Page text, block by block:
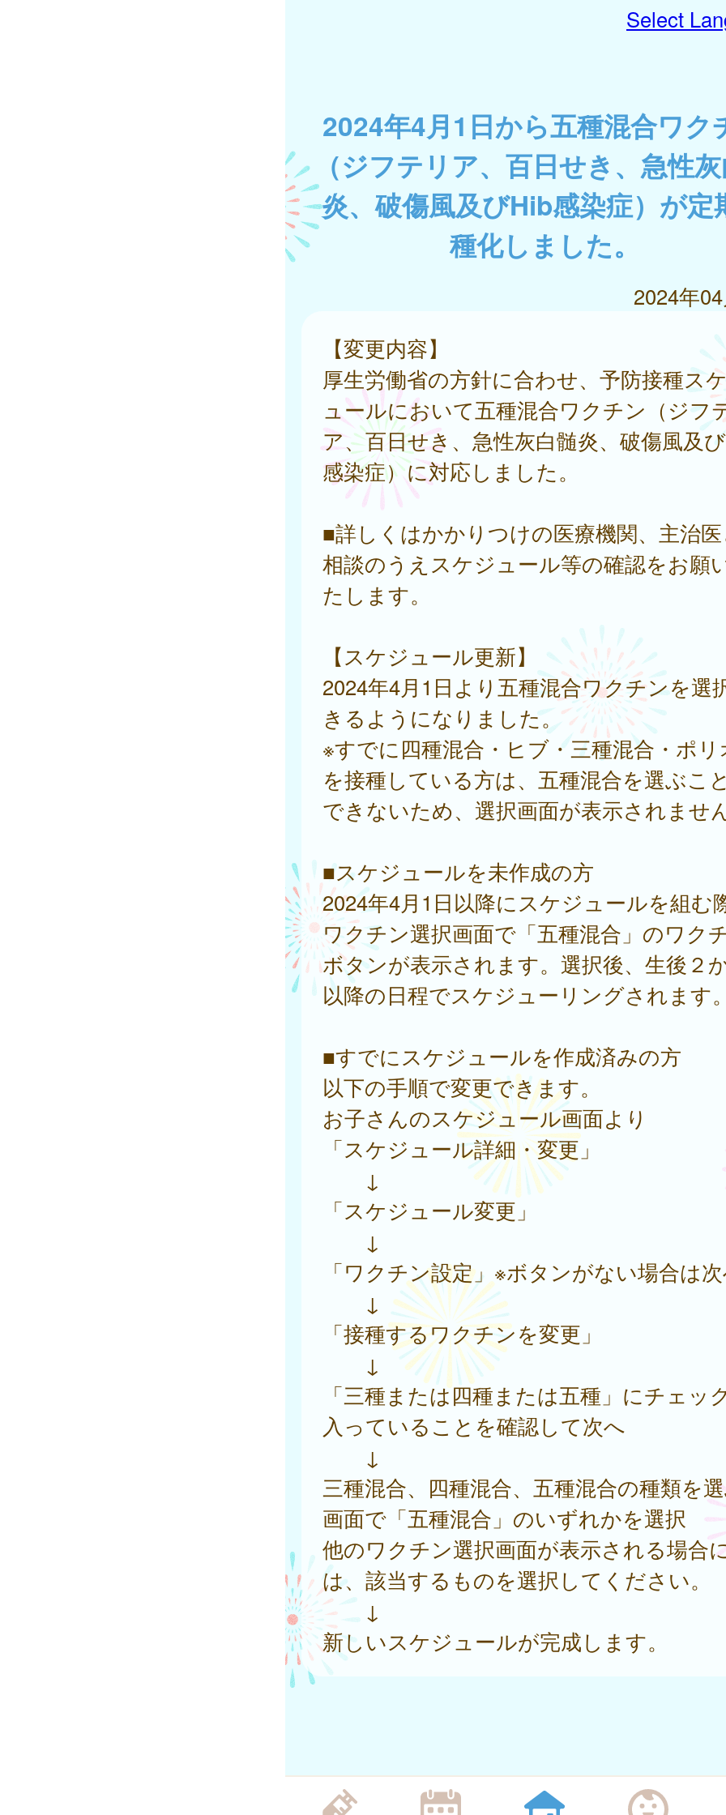
Select
2024年4月1日から五種混合ワク
（ジフテリア、百日せき、急性
炎、破傷風及びHib感染症）が定
種化しました。
2024年
【変更内容】
厚生労働省の方針に合わせ、予防接種ス
ュールにおいて五種混合ワクチン（ジフ
ア、百日せき、急性灰白髄炎、破傷風及
感染症）に対応しました。
■詳しくはかかりつけの医療機関、主治
相談のうえスケジュール等の確認をお願
たします。
【スケジュール更新】
2024年4月1日より五種混合ワクチンを選
きるようになりました。
※すでに四種混合・ヒブ・三種混合・ポリ
を接種している方は、五種混合を選ぶこ
できないため、選択画面が表示されませ
■スケジュールを未作成の方
2024年4月1日以降にスケジュールを組む
ワクチン選択画面で「五種混合」のワク
ボタンが表示されます。選択後、生後２
以降の日程でスケジューリングされます
■すでにスケジュールを作成済みの方
以下の手順で変更できます。
お子さんのスケジュール画面より
「スケジュール詳細・変更」
↓
「スケジュール変更」
↓
「ワクチン設定」※ボタンがない場合は
↓
「接種するワクチンを変更」
↓
「三種または四種または五種」にチェッ
入っていることを確認して次へ
↓
三種混合、四種混合、五種混合の種類を
画面で「五種混合」のいずれかを選択
他のワクチン選択画面が表示される場合
は、該当するものを選択してください。
↓
新しいスケジュールが完成します。